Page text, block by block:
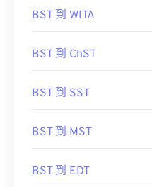
BST 到 WITA
BST 到 ChST
BST 到 SST
BST 到 MST
BST 到 EDT